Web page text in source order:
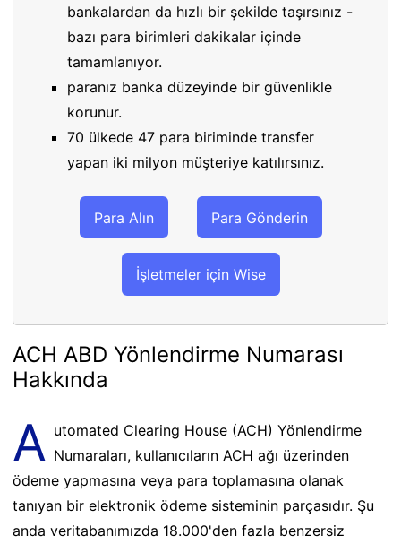
bankalardan da hızlı bir şekilde taşırsınız -
bazı para birimleri dakikalar içinde
tamamlanıyor.
paranız banka düzeyinde bir güvenlikle
korunur.
70 ülkede 47 para biriminde transfer
yapan iki milyon müşteriye katılırsınız.
Para Alın Para Gönderin
İşletmeler için Wise
ACH ABD Yönlendirme Numarası
Hakkında
A utomated Clearing House (ACH) Yönlendirme
Numaraları, kullanıcıların ACH ağı üzerinden
ödeme yapmasına veya para toplamasına olanak
tanıyan bir elektronik ödeme sisteminin parçasıdır. Şu
anda veritabanımızda 18.000'den fazla benzersiz